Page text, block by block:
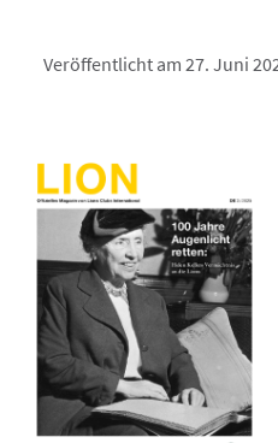
Veröffentlicht am 27. Juni